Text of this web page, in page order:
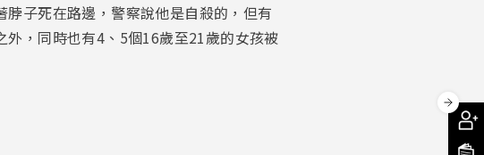
子死在路邊，警察說他是自殺的，但有
，同時也有4、5個16歲至21歲的女孩被